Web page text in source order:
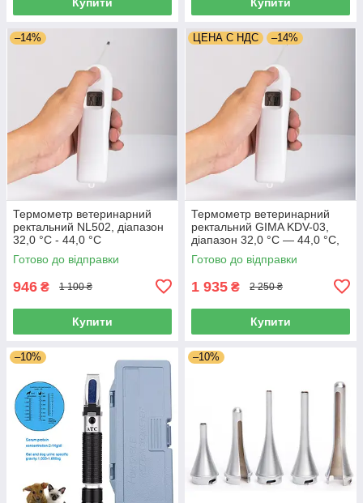
–14%
Термометр ветеринарний
ректальний NL502, діапазон
32,0 °С - 44,0 °С
Готово до відправки
946 ₴ 1 100 ₴
Купити
ЦЕНА С НДС –14%
Термометр ветеринарний
ректальний GIMA KDV-03,
діапазон 32,0 °C — 44,0 °C,
Італія
Готово до відправки
1 935 ₴ 2 250 ₴
Купити
–10% –10%